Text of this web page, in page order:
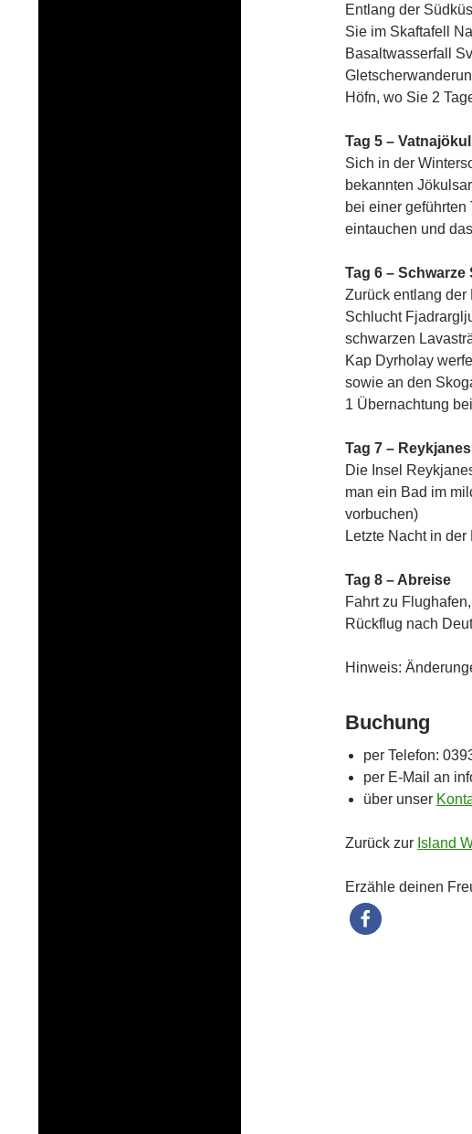
Entlang der
Sie im Skaftafell
Basaltwasserfall
Höfn, wo Sie 2
Tag 5 –
Sich in der
bekannten
bei einer geführten
eintauchen und
Tag 6 –
Zurück entlang der
Schlucht
schwarzen
Kap Dyrholay
sowie an den
1 Übernachtung
Tag 7 –
Die Insel
man ein Bad im
vorbuchen)
Letzte Nacht in
Tag 8 – Abreise
Fahrt zu
Rückflug nach
Hinweis:
Buchung
per Telefon:
per E-Mail an
über unser
Zurück zur Island
Erzähle deinen